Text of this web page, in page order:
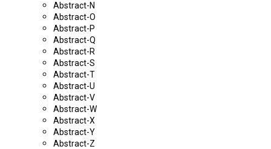
Abstract-N
Abstract-O
Abstract-P
Abstract-Q
Abstract-R
Abstract-S
Abstract-T
Abstract-U
Abstract-V
Abstract-W
Abstract-X
Abstract-Y
Abstract-Z